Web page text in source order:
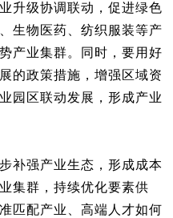
升级协调联动，促进绿色
生物医药、纺织服装等产
产业集群。同时，要用好
的政策措施，增强区域资
园区联动发展，形成产业
补强产业生态，形成成本
集群，持续优化要素供
匹配产业、高端人才如何